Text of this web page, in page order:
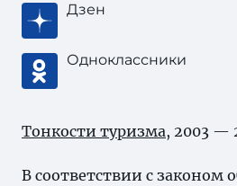
Дзен
Одноклассники
Тонкости туризма, 2003 —
В соответствии с законом